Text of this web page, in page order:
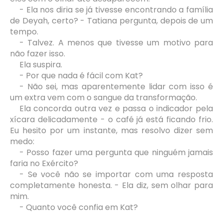
- Ela nos diria se já tivesse encontrando a família
de Deyah, certo? - Tatiana pergunta, depois de um
tempo.
- Talvez. A menos que tivesse um motivo para
não fazer isso.
Ela suspira.
- Por que nada é fácil com Kat?
- Não sei, mas aparentemente lidar com isso é
um extra vem com o sangue da transformação.
Ela concorda outra vez e passa o indicador pela
xícara delicadamente - o café já está ficando frio.
Eu hesito por um instante, mas resolvo dizer sem
medo:
- Posso fazer uma pergunta que ninguém jamais
faria no Exército?
- Se você não se importar com uma resposta
completamente honesta. - Ela diz, sem olhar para
mim.
- Quanto você confia em Kat?